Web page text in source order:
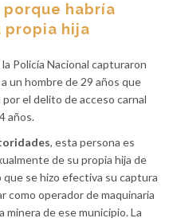
habría
propia hija
Policía Nacional capturaron
a un hombre de 29 años que
el delito de acceso carnal
años.
, esta persona es
de su propia hija de
que se hizo efectiva su captura
como operador de maquinaria
minera de ese municipio. La